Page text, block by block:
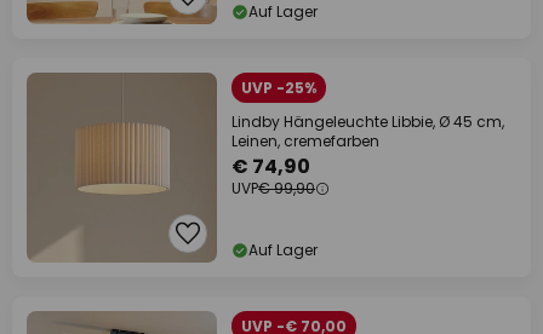
Auf Lager
UVP -25%
Lindby Hängeleuchte Libbie, Ø 45 cm,
Leinen, cremefarben
€ 74,90
UVP€ 99,90
Auf Lager
UVP -€ 70,00